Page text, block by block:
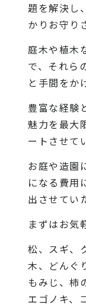
題を解決し
かりお守り
庭木や植木
で、それら
と手間をか
豊富な経験
魅力を最大
ートさせて
お庭や造園
になる費用
出させてい
まずはお気
松、スギ、
木、どんぐ
もみじ、柿
エゴノキ、